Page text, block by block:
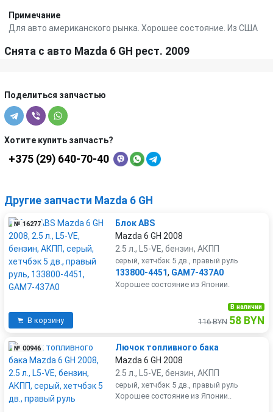
Примечание
Для авто американского рынка. Хорошее состояние. Из США
Снята с авто Mazda 6 GH рест. 2009
Поделиться запчастью
Хотите купить запчасть?
+375 (29) 640-70-40
Другие запчасти Mazda 6 GH
№ 16277
Блок ABS
Mazda 6 GH 2008
2.5 л., L5-VE, бензин, АКПП
серый, хетчбэк 5 дв., правый руль
133800-4451, GAM7-437A0
Хорошее состояние из Японии.
В корзину
В наличии
116 BYN 58 BYN
№ 00946
Лючок топливного бака
Mazda 6 GH 2008
2.5 л., L5-VE, бензин, АКПП
серый, хетчбэк 5 дв., правый руль
Хорошее состояние из Японии..